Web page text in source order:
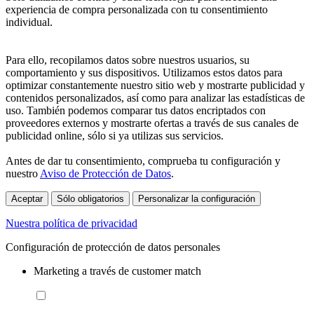
experiencia de compra personalizada con tu consentimiento
individual.
Para ello, recopilamos datos sobre nuestros usuarios, su
comportamiento y sus dispositivos. Utilizamos estos datos para
optimizar constantemente nuestro sitio web y mostrarte publicidad y
contenidos personalizados, así como para analizar las estadísticas de
uso. También podemos comparar tus datos encriptados con
proveedores externos y mostrarte ofertas a través de sus canales de
publicidad online, sólo si ya utilizas sus servicios.
Antes de dar tu consentimiento, comprueba tu configuración y
nuestro Aviso de Protección de Datos.
Aceptar Sólo obligatorios Personalizar la configuración
Nuestra política de privacidad
Configuración de protección de datos personales
Marketing a través de customer match